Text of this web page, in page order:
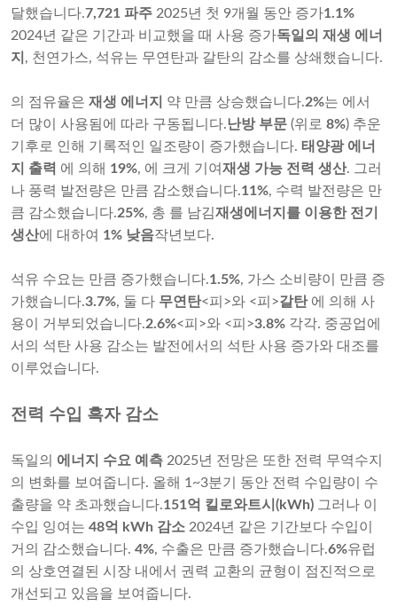
달했습니다.7,721 파주 2025년 첫 9개월 동안 증가1.1%
2024년 같은 기간과 비교했을 때 사용 증가독일의 재생 에너
지 , 천연가스, 석유는 무연탄과 갈탄의 감소를 상쇄했습니다.
의 점유율은 재생 에너지 약 만큼 상승했습니다.2%는 에서
더 많이 사용됨에 따라 구동됩니다.난방 부문 (위로 8%) 추운
기후로 인해 기록적인 일조량이 증가했습니다. 태양광 에너
지 출력 에 의해 19%, 에 크게 기여재생 가능 전력 생산. 그러
나 풍력 발전량은 만큼 감소했습니다.11%, 수력 발전량은 만
큼 감소했습니다.25%, 총 를 남김재생에너지를 이용한 전기
생산에 대하여 1% 낮음작년보다.
석유 수요는 만큼 증가했습니다.1.5%, 가스 소비량이 만큼 증
가했습니다.3.7%, 둘 다 무연탄<피>와 <피>갈탄에 의해 사
용이 거부되었습니다.2.6%<피>와 <피>3.8% 각각. 중공업에
서의 석탄 사용 감소는 발전에서의 석탄 사용 증가와 대조를
이루었습니다.
전력 수입 흑자 감소
독일의 에너지 수요 예측 2025년 전망은 또한 전력 무역수지
의 변화를 보여줍니다. 올해 1~3분기 동안 전력 수입량이 수
출량을 약 초과했습니다.151억 킬로와트시(kWh) 그러나 이
수입 잉여는 48억 kWh 감소 2024년 같은 기간보다 수입이
거의 감소했습니다. 4%, 수출은 만큼 증가했습니다.6%유럽
의 상호연결된 시장 내에서 권력 교환의 균형이 점진적으로
개선되고 있음을 보여줍니다.